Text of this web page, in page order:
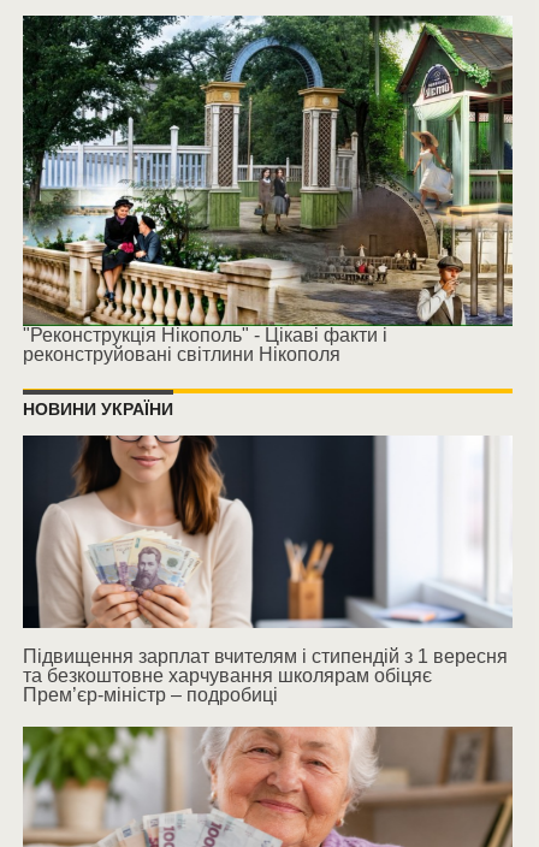
"Реконструкція Нікополь" - Цікаві факти і
реконструйовані світлини Нікополя
НОВИНИ УКРАЇНИ
Підвищення зарплат вчителям і стипендій з 1 вересня
та безкоштовне харчування школярам обіцяє
Прем’єр-міністр – подробиці